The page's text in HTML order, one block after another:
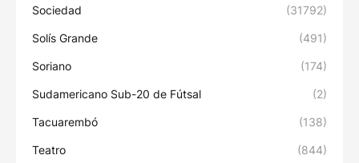
Sociedad (31792)
Solís Grande (491)
Soriano (174)
Sudamericano Sub-20 de Fútsal (2)
Tacuarembó (138)
Teatro (844)